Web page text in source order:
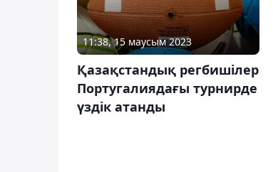
11:38, 15 маусым 2023
Қазақстандық регбишілер
Португалиядағы турнирде
үздік атанды